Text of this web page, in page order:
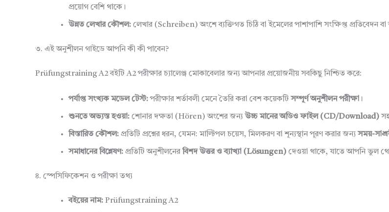
প্রয়োগ বেশি থাকে।
উন্নত লেখার কৌশল: লেখার (Schreiben) অংশে ব্যক্তিগত চিঠি বা ইমেলের পাশাপাশি সংক্ষিপ্ত
৩. এই অনুশীলন গাইডে আপনি কী কী পাবেন?
Prüfungstraining A2 বইটি A2 পরীক্ষার চ্যালেঞ্জ মোকাবেলার জন্য আপনার প্রয়োজনীয় সবকিছু নিশ্চিত করে:
পর্যাপ্ত সংখ্যক মডেল টেস্ট:পরীক্ষার শর্তাবলী মেনে তৈরি করা বেশ কয়েকটিসম্পূর্ণ অনুশীলন পরীক্ষা ।
শুনতে অভ্যস্ত হওয়া: শোনার দক্ষতা (Hören) অংশের জন্যউচ্চ মানের অডিও ফাইল (CD/Download)
বিস্তারিত কৌশল: প্রতিটি প্রশ্নের ধরন, যেমন: মাল্টিপল চয়েস, মিলকরণ বা শূন্যস্থান পূরণ করার জন্যসময়-
সমাধানের বিশ্লেষণ: প্রতিটি অনুশীলনেরবিশদ উত্তর ও ব্যাখ্যা (Lösungen) দেওয়া থাকে, যাতে আপনি ভুল
৪. স্পেসিফিকেশন ও পরীক্ষা তথ্য
বইয়ের নাম: Prüfungstraining A2